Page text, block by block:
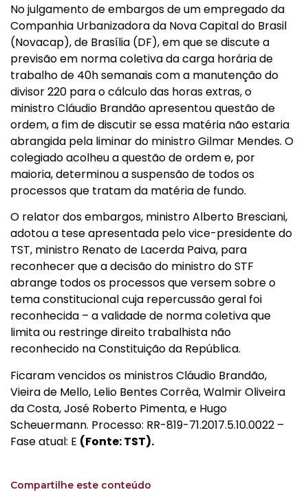
No julgamento de embargos de um empregado da
Companhia Urbanizadora da Nova Capital do Brasil
(Novacap), de Brasília (DF), em que se discute a
previsão em norma coletiva da carga horária de
trabalho de 40h semanais com a manutenção do
divisor 220 para o cálculo das horas extras, o
ministro Cláudio Brandão apresentou questão de
ordem, a fim de discutir se essa matéria não estaria
abrangida pela liminar do ministro Gilmar Mendes. O
colegiado acolheu a questão de ordem e, por
maioria, determinou a suspensão de todos os
processos que tratam da matéria de fundo.
O relator dos embargos, ministro Alberto Bresciani,
adotou a tese apresentada pelo vice-presidente do
TST, ministro Renato de Lacerda Paiva, para
reconhecer que a decisão do ministro do STF
abrange todos os processos que versem sobre o
tema constitucional cuja repercussão geral foi
reconhecida – a validade de norma coletiva que
limita ou restringe direito trabalhista não
reconhecido na Constituição da República.
Ficaram vencidos os ministros Cláudio Brandão,
Vieira de Mello, Lelio Bentes Corrêa, Walmir Oliveira
da Costa, José Roberto Pimenta, e Hugo
Scheuermann. Processo: RR-819-71.2017.5.10.0022 –
Fase atual: E (Fonte: TST).
Compartilhe este conteúdo